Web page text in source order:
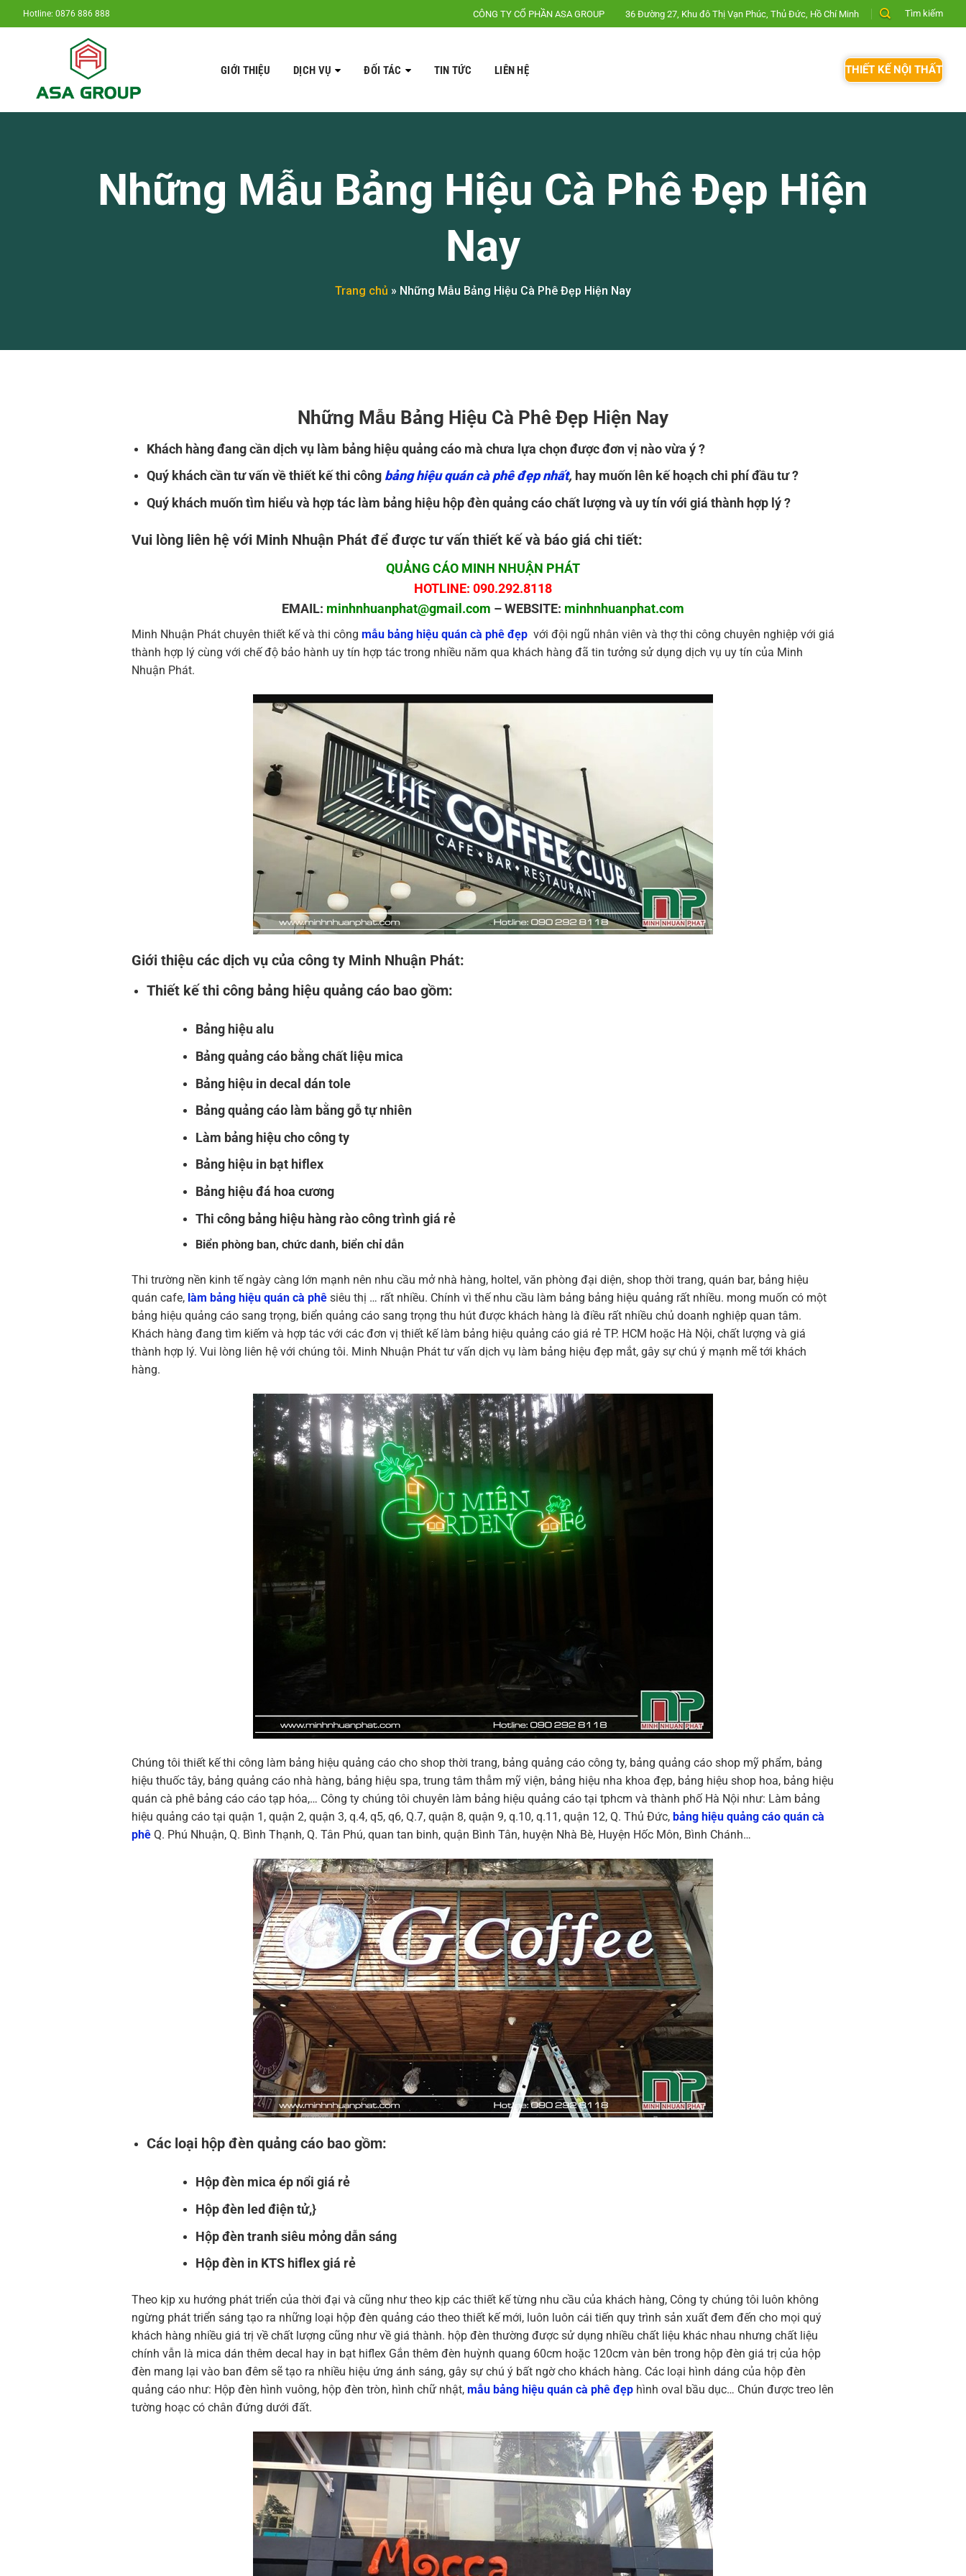
Chuyển
đến
Hotline: 0876 886 888 CÔNG TY CỔ PHẦN ASA GROUP 36 Đường 27, Khu đô Thị Vạn Phúc, Thủ Đức, Hồ Chí Minh Tìm kiếm
GIỚI THIỆU DỊCH VỤ ĐỐI TÁC TIN TỨC LIÊN HỆ THIẾT KẾ NỘI THẤT
Những Mẫu Bảng Hiệu Cà Phê Đẹp Hiện
Nay
Trang chủ » Những Mẫu Bảng Hiệu Cà Phê Đẹp Hiện Nay
Những Mẫu Bảng Hiệu Cà Phê Đẹp Hiện Nay
Khách hàng đang cần dịch vụ làm bảng hiệu quảng cáo mà chưa lựa chọn được đơn vị nào vừa ý ?
Quý khách cần tư vấn về thiết kế thi công bảng hiệu quán cà phê đẹp nhất, hay muốn lên kế hoạch chi phí đầu tư ?
Quý khách muốn tìm hiểu và hợp tác làm bảng hiệu hộp đèn quảng cáo chất lượng và uy tín với giá thành hợp lý ?
Vui lòng liên hệ với Minh Nhuận Phát để được tư vấn thiết kế và báo giá chi tiết:
QUẢNG CÁO MINH NHUẬN PHÁT
HOTLINE: 090.292.8118
EMAIL: minhnhuanphat@gmail.com – WEBSITE: minhnhuanphat.com
Minh Nhuận Phát chuyên thiết kế và thi công mẫu bảng hiệu quán cà phê đẹpvới đội ngũ nhân viên và thợ thi công chuyên nghiệp với giá
thành hợp lý cùng với chế độ bảo hành uy tín hợp tác trong nhiều năm qua khách hàng đã tin tưởng sử dụng dịch vụ uy tín của Minh
Nhuận Phát.
Giới thiệu các dịch vụ của công ty Minh Nhuận Phát:
Thiết kế thi công bảng hiệu quảng cáo bao gồm:
Bảng hiệu alu
Bảng quảng cáo bằng chất liệu mica
Bảng hiệu in decal dán tole
Bảng quảng cáo làm bằng gỗ tự nhiên
Làm bảng hiệu cho công ty
Bảng hiệu in bạt hiflex
Bảng hiệu đá hoa cương
Thi công bảng hiệu hàng rào công trình giá rẻ
Biển phòng ban, chức danh, biển chỉ dẫn
Thi trường nền kinh tế ngày càng lớn mạnh nên nhu cầu mở nhà hàng, holtel, văn phòng đại diện, shop thời trang, quán bar, bảng hiệu
quán cafe, làm bảng hiệu quán cà phê siêu thị … rất nhiều. Chính vì thế nhu cầu làm bảng bảng hiệu quảng rất nhiều. mong muốn có một
bảng hiệu quảng cáo sang trọng, biển quảng cáo sang trọng thu hút được khách hàng là điều rất nhiều chủ doanh nghiệp quan tâm.
Khách hàng đang tìm kiếm và hợp tác với các đơn vị thiết kế làm bảng hiệu quảng cáo giá rẻ TP. HCM hoặc Hà Nội, chất lượng và giá
thành hợp lý. Vui lòng liên hệ với chúng tôi. Minh Nhuận Phát tư vấn dịch vụ làm bảng hiệu đẹp mắt, gây sự chú ý mạnh mẽ tới khách
hàng.
Chúng tôi thiết kế thi công làm bảng hiệu quảng cáo cho shop thời trang, bảng quảng cáo công ty, bảng quảng cáo shop mỹ phẩm, bảng
hiệu thuốc tây, bảng quảng cáo nhà hàng, bảng hiệu spa, trung tâm thẫm mỹ viện, bảng hiệu nha khoa đẹp, bảng hiệu shop hoa, bảng hiệu
quán cà phê bảng cáo cáo tạp hóa,… Công ty chúng tôi chuyên làm bảng hiệu quảng cáo tại tphcm và thành phố Hà Nội như: Làm bảng
hiệu quảng cáo tại quận 1, quận 2, quận 3, q.4, q5, q6, Q.7, quận 8, quận 9, q.10, q.11, quận 12, Q. Thủ Đức, bảng hiệu quảng cáo quán cà
phêQ. Phú Nhuận, Q. Bình Thạnh, Q. Tân Phú, quan tan binh, quận Bình Tân, huyện Nhà Bè, Huyện Hốc Môn, Bình Chánh…
Các loại hộp đèn quảng cáo bao gồm:
Hộp đèn mica ép nổi giá rẻ
Hộp đèn led điện tử,}
Hộp đèn tranh siêu mỏng dẫn sáng
Hộp đèn in KTS hiflex giá rẻ
Theo kịp xu hướng phát triển của thời đại và cũng như theo kịp các thiết kế từng nhu cầu của khách hàng, Công ty chúng tôi luôn không
ngừng phát triển sáng tạo ra những loại hộp đèn quảng cáo theo thiết kế mới, luôn luôn cái tiến quy trình sản xuất đem đến cho mọi quý
khách hàng nhiều giá trị về chất lượng cũng như về giá thành. hộp đèn thường được sử dụng nhiều chất liệu khác nhau nhưng chất liệu
chính vẫn là mica dán thêm decal hay in bạt hiflex Gắn thêm đèn huỳnh quang 60cm hoặc 120cm vàn bên trong hộp đèn giá trị của hộp
đèn mang lại vào ban đêm sẽ tạo ra nhiều hiệu ứng ánh sáng, gây sự chú ý bất ngờ cho khách hàng. Các loại hình dáng của hộp đèn
quảng cáo như: Hộp đèn hình vuông, hộp đèn tròn, hình chữ nhật, mẫu bảng hiệu quán cà phê đẹp hình oval bầu dục… Chún được treo lên
tường hoạc có chân đứng dưới đất.